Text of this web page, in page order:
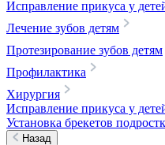
Исправление прикуса у
Лечение зубов детям
Протезирование зубов детям
Профилактика
Хирургия
Исправление прикуса у
Установка брекетов
Назад